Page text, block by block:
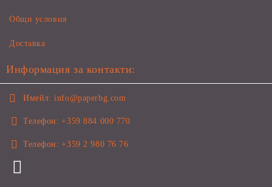
Общи условия
Доставка
Информация за контакти:
Имейл: info@paperbg.com
Телефон: +359 884 000 770
Телефон: +359 2 980 76 76